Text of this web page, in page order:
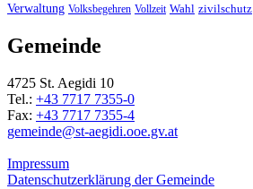
Verwaltung Volksbegehren Vollzeit Wahl zivilschutz
Gemeinde
4725 St. Aegidi 10
Tel.: +43 7717 7355-0
Fax: +43 7717 7355-4
gemeinde@st-aegidi.ooe.gv.at
Impressum
Datenschutzerklärung der Gemeinde